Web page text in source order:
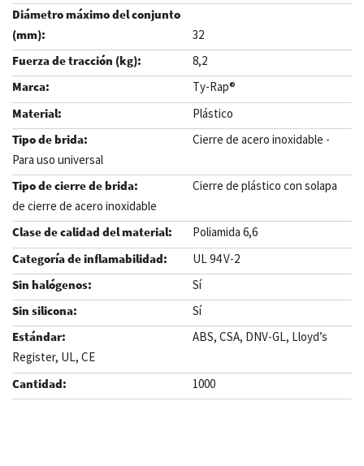
32
8,2
Ty-Rap®
Plástico
Cierre de acero inoxidable -
Para uso universal
Cierre de plástico con solapa
de cierre de acero inoxidable
Poliamida 6,6
UL 94 V-2
Sí
Sí
ABS, CSA, DNV-GL, Lloyd’s
Register, UL, CE
1000